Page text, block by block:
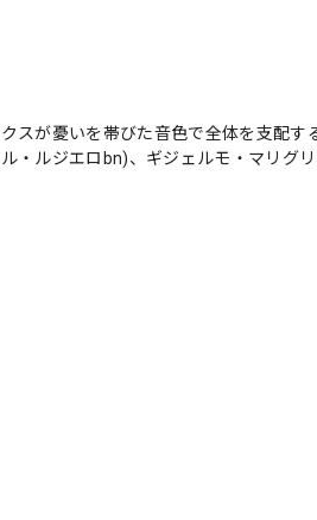
スが憂いを帯びた音色で全体を支配
・ルジエロbn)、ギジェルモ・マリグ